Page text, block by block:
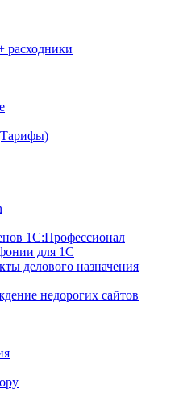
расходники
1С:Профессионал
для 1С
делового назначения
недорогих сайтов